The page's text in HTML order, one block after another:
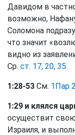
Давидом в
возможно,
Соломона
что значит
видно из
Ср. ст. 17, 20, 35.
1:28-53 См. 1Пар
1:29 и клялся
осуществит
Израиля, и